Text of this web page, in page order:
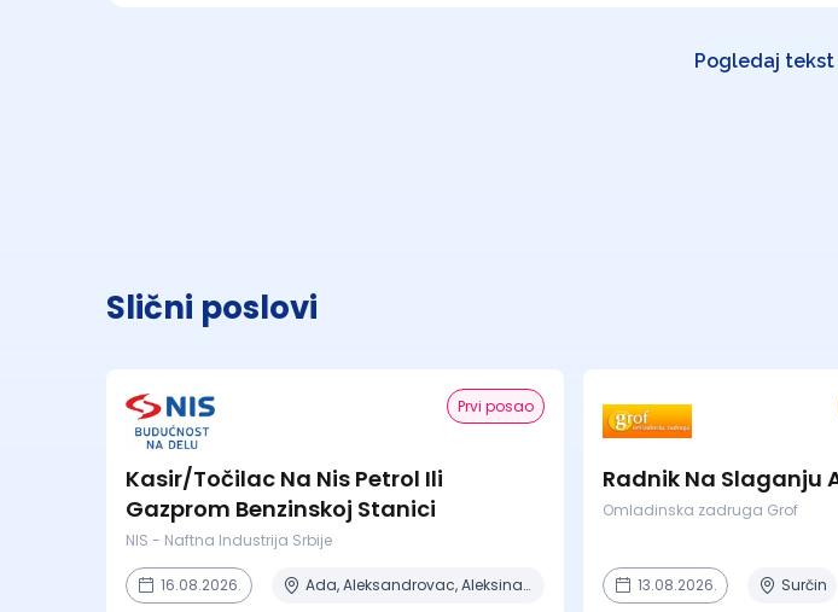
Pogledaj tekst
Slični poslovi
Prvi posao
Kasir/Točilac Na Nis Petrol Ili
Gazprom Benzinskoj Stanici
NIS - Naftna Industrija Srbije
16.08.2026. Ada, Aleksandrovac, Aleksinac, Alibunar, Apatin + 206 mesta
Radnik Na Slaganju
Omladinska zadruga Grof
13.08.2026. Surčin